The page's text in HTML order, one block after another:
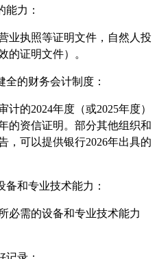
能力：
业执照等证明文件，自然人投
的证明文件）。
的财务会计制度：
计的2024年度（或2025年度）
的资信证明。部分其他组织和
，可以提供银行2026年出具的
和专业技术能力：
必需的设备和专业技术能力